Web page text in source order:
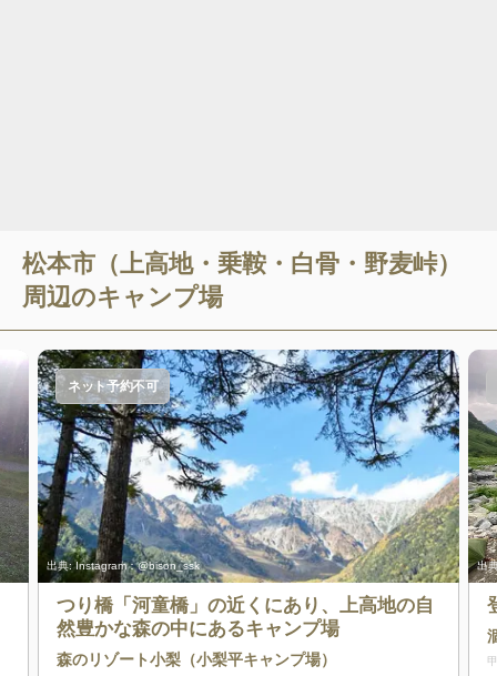
松本市（上高地・乗鞍・白骨・野麦峠）
周辺のキャンプ場
出典:Instagram：@bison_ssk
ネット予約不可
つり橋「河童橋」の近くにあり、上高地の自
然豊かな森の中にあるキャンプ場
森のリゾート小梨（小梨平キャンプ場）
出